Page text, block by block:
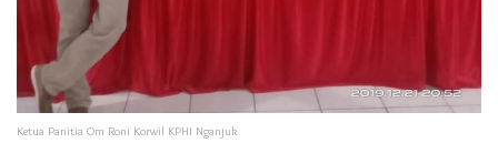
Ketua Panitia Om Roni Korwil KPHI Nganjuk